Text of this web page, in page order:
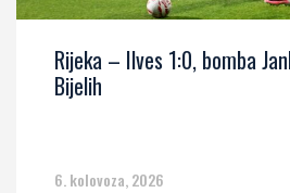
Rijeka – Ilves 1:0, bomba
Bijelih
6. kolovoza, 2026